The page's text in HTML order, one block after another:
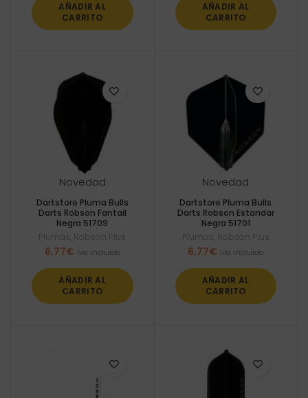
AÑADIR AL
CARRITO
AÑADIR AL
CARRITO
Novedad
Dartstore Pluma Bulls
Darts Robson Fantail
Negra 51709
Plumas Robson Plus
6,77€ Iva incluido
AÑADIR AL
CARRITO
Novedad
Dartstore Pluma Bulls
Darts Robson Estandar
Negra 51701
Plumas Robson Plus
6,77€ Iva incluido
AÑADIR AL
CARRITO